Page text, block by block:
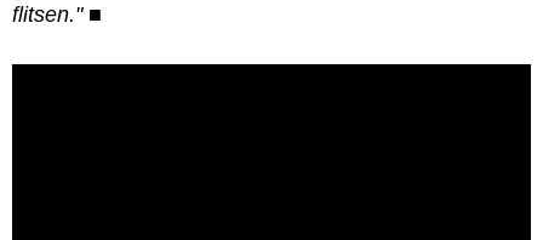
flitsen." ■